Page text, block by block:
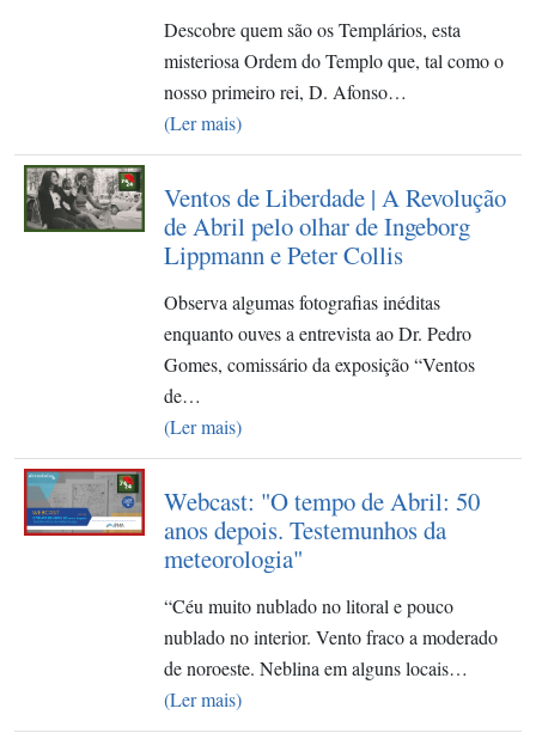
Descobre quem são os Templários, esta
misteriosa Ordem do Templo que, tal como o
nosso primeiro rei, D. Afonso…
(Ler mais)
Ventos de Liberdade | A Revolução
de Abril pelo olhar de Ingeborg
Lippmann e Peter Collis
Observa algumas fotografias inéditas
enquanto ouves a entrevista ao Dr. Pedro
Gomes, comissário da exposição “Ventos
de…
(Ler mais)
Webcast: "O tempo de Abril: 50
anos depois. Testemunhos da
meteorologia"
“Céu muito nublado no litoral e pouco
nublado no interior. Vento fraco a moderado
de noroeste. Neblina em alguns locais…
(Ler mais)